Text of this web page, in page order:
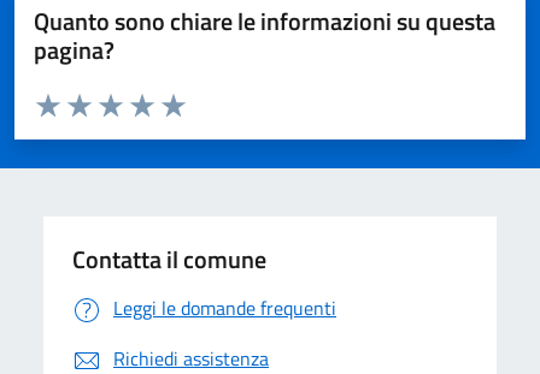
Quanto sono chiare le informazioni su questa
pagina?
Domanda
Valuta da 1 a 5 stelle la pagina
Valuta 5 stelle su 5
Valuta 4 stelle su 5
Valuta 3 stelle su 5
Valuta 2 stelle su 5
Valuta 1 stelle su 5
Contatta il comune
Leggi le domande frequenti
Richiedi assistenza